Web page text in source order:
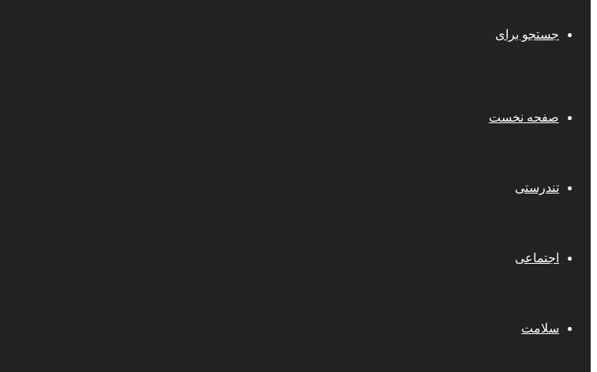
جستجو برای
صفحه نخست
تندرستی
اجتماعی
سلامت